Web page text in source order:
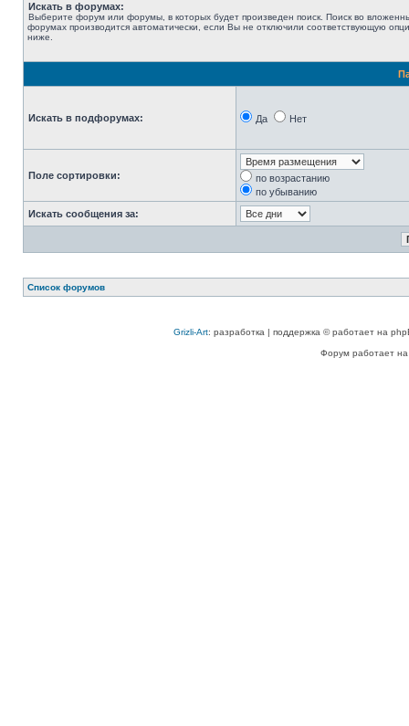
Искать в форумах:
Выберите форум или форумы, в которых будет произведен поиск. Поиск во
форумах производится автоматически, если Вы не отключили соответствующую
ниже.
Искать в подфорумах: Да Нет
Поле сортировки:
по возрастанию
по убыванию
Искать сообщения за:
Список форумов
Grizli-Art: разработка | поддержка © работает на
Форум работает